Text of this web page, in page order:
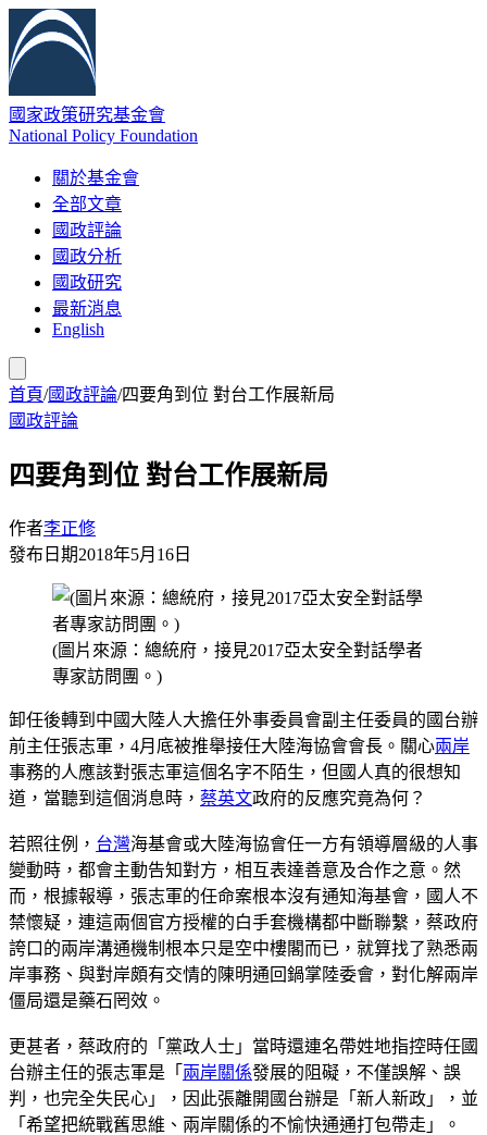
國家政策研究基金會
National Policy Foundation
關於基金會
全部文章
國政評論
國政分析
國政研究
最新消息
English
首頁/國政評論/四要角到位 對台工作展新局
國政評論
四要角到位 對台工作展新局
作者李正修
發布日期2018年5月16日
(圖片來源：總統府，接見2017亞太安全對話學者
專家訪問團。)
卸任後轉到中國大陸人大擔任外事委員會副主任委員的國台辦
前主任張志軍，4月底被推舉接任大陸海協會會長。關心兩岸
事務的人應該對張志軍這個名字不陌生，但國人真的很想知
道，當聽到這個消息時， 蔡英文政府的反應究竟為何？
若照往例， 台灣海基會或大陸海協會任一方有領導層級的人事
變動時，都會主動告知對方，相互表達善意及合作之意。然
而，根據報導，張志軍的任命案根本沒有通知海基會，國人不
禁懷疑，連這兩個官方授權的白手套機構都中斷聯繫，蔡政府
誇口的兩岸溝通機制根本只是空中樓閣而已，就算找了熟悉兩
岸事務、與對岸頗有交情的陳明通回鍋掌陸委會，對化解兩岸
僵局還是藥石罔效。
更甚者，蔡政府的「黨政人士」當時還連名帶姓地指控時任國
台辦主任的張志軍是「 兩岸關係發展的阻礙，不僅誤解、誤
判，也完全失民心」，因此張離開國台辦是「新人新政」，並
「希望把統戰舊思維、兩岸關係的不愉快通通打包帶走」。